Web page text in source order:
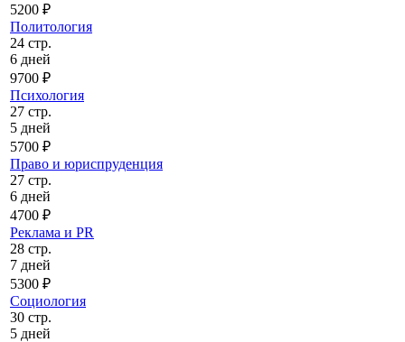
5200 ₽
Политология
24 стр.
6 дней
9700 ₽
Психология
27 стр.
5 дней
5700 ₽
Право и юриспруденция
27 стр.
6 дней
4700 ₽
Реклама и PR
28 стр.
7 дней
5300 ₽
Социология
30 стр.
5 дней